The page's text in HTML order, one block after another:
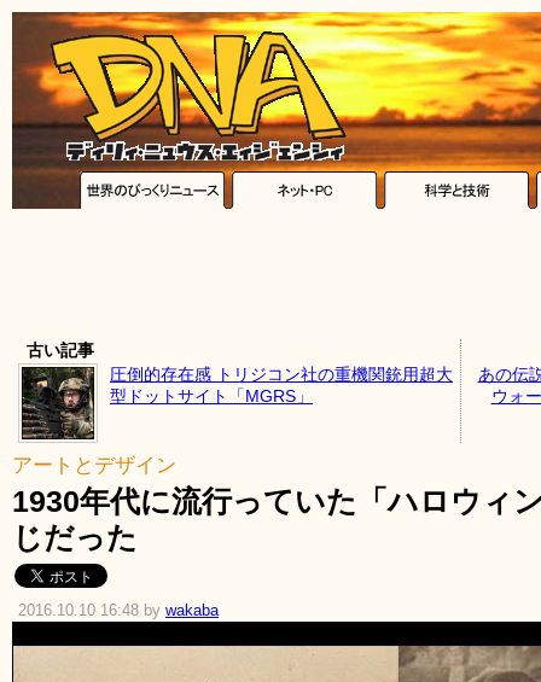
古い記事
圧倒的存在感 トリジコン社の重機関銃用超大
型ドットサイト「MGRS」
あの伝
ウォ
アートとデザイン
1930年代に流行っていた「ハロウィ
じだった
2016.10.10 16:48 by wakaba